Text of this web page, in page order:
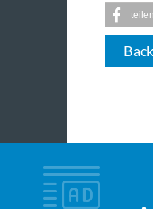
teilen
Back